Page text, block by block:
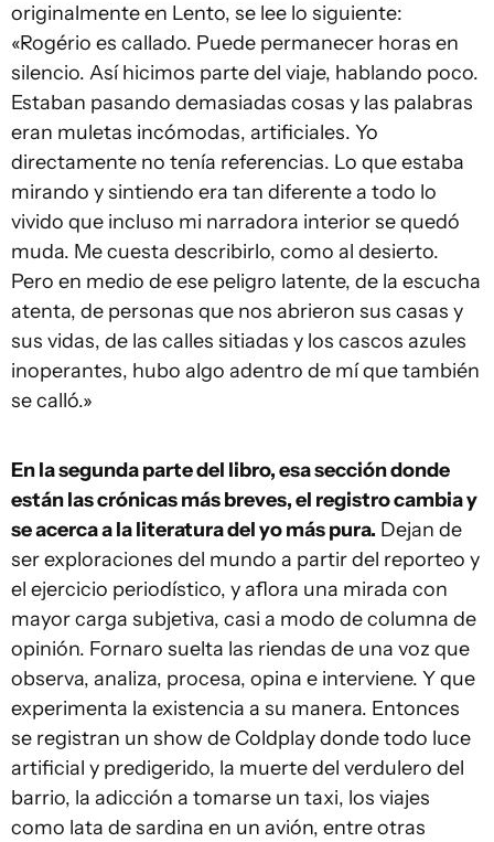
originalmente en Lento, se lee lo siguiente:
«Rogério es callado. Puede permanecer horas en
silencio. Así hicimos parte del viaje, hablando poco.
Estaban pasando demasiadas cosas y las palabras
eran muletas incómodas, artificiales. Yo
directamente no tenía referencias. Lo que estaba
mirando y sintiendo era tan diferente a todo lo
vivido que incluso mi narradora interior se quedó
muda. Me cuesta describirlo, como al desierto.
Pero en medio de ese peligro latente, de la escucha
atenta, de personas que nos abrieron sus casas y
sus vidas, de las calles sitiadas y los cascos azules
inoperantes, hubo algo adentro de mí que también
se calló.»
En la segunda parte del libro, esa sección donde
están las crónicas más breves, el registro cambia y
se acerca a la literatura del yo más pura. Dejan de
ser exploraciones del mundo a partir del reporteo y
el ejercicio periodístico, y aflora una mirada con
mayor carga subjetiva, casi a modo de columna de
opinión. Fornaro suelta las riendas de una voz que
observa, analiza, procesa, opina e interviene. Y que
experimenta la existencia a su manera. Entonces
se registran un show de Coldplay donde todo luce
artificial y predigerido, la muerte del verdulero del
barrio, la adicción a tomarse un taxi, los viajes
como lata de sardina en un avión, entre otras